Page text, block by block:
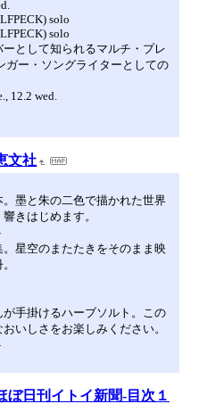
solo
solo
として知られるマルチ・プレ
ガー・ソングライターとしての
12.2 wed.
文社
墨と朱の二色で描かれた世界
きはじめます。
星空のまたたきをそのまま映
手掛けるハーブソルト。この
いしさをお楽しみください。
ぼ日刊イトイ新聞-目次１